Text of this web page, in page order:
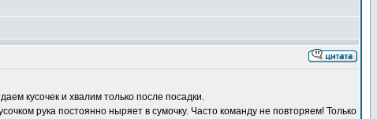
кусочек и хвалим только после посадки.
рука постоянно ныряет в сумочку. Часто команду не повторяем! Только